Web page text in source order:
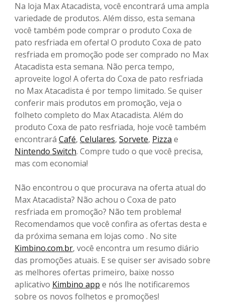
Na loja Max Atacadista, você encontrará uma ampla
variedade de produtos. Além disso, esta semana
você também pode comprar o produto Coxa de
pato resfriada em oferta! O produto Coxa de pato
resfriada em promoção pode ser comprado no Max
Atacadista esta semana. Não perca tempo,
aproveite logo! A oferta do Coxa de pato resfriada
no Max Atacadista é por tempo limitado. Se quiser
conferir mais produtos em promoção, veja o
folheto completo do Max Atacadista. Além do
produto Coxa de pato resfriada, hoje você também
encontrará Café, Celulares, Sorvete, Pizza e
Nintendo Switch. Compre tudo o que você precisa,
mas com economia!
Não encontrou o que procurava na oferta atual do
Max Atacadista? Não achou o Coxa de pato
resfriada em promoção? Não tem problema!
Recomendamos que você confira as ofertas desta e
da próxima semana em lojas como . No site
Kimbino.com.br, você encontra um resumo diário
das promoções atuais. E se quiser ser avisado sobre
as melhores ofertas primeiro, baixe nosso
aplicativo Kimbino app e nós lhe notificaremos
sobre os novos folhetos e promoções!